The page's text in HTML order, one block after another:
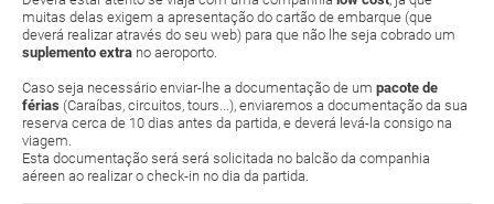
muitas delas exigem a apresentação do cartão de embarque (que
deverá realizar através do seu web) para que não lhe seja cobrado um
suplemento extra no aeroporto.
Caso seja necessário enviar-lhe a documentação de um pacote de
férias (Caraíbas, circuitos, tours...), enviaremos a documentação da sua
reserva cerca de 10 dias antes da partida, e deverá levá-la consigo na
viagem.
Esta documentação será será solicitada no balcão da companhia
aéreen ao realizar o check-in no dia da partida.